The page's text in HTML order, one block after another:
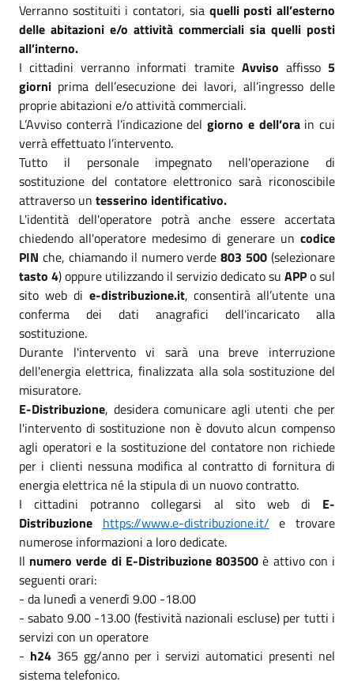
Verranno sostituiti i contatori, sia quelli posti all’esterno
delle abitazioni e/o attività commerciali sia quelli posti
all’interno.
I cittadini verranno informati tramite Avviso affisso 5
giorni prima dell’esecuzione dei lavori, all’ingresso delle
proprie abitazioni e/o attività commerciali.
L’Avviso conterrà l’indicazione del giorno e dell’ora in cui
verrà effettuato l’intervento.
Tutto il personale impegnato nell'operazione di
sostituzione del contatore elettronico sarà riconoscibile
attraverso un tesserino identificativo.
L'identità dell'operatore potrà anche essere accertata
chiedendo all'operatore medesimo di generare un codice
PIN che, chiamando il numero verde803 500 (selezionare
tasto 4) oppure utilizzando il servizio dedicato su APPo sul
sito web di e-distribuzione.it, consentirà all’utente una
conferma dei dati anagrafici dell'incaricato alla
sostituzione.
Durante l'intervento vi sarà una breve interruzione
dell'energia elettrica, finalizzata alla sola sostituzione del
misuratore.
E-Distribuzione, desidera comunicare agli utenti che per
l'intervento di sostituzione non è dovuto alcun compenso
agli operatori e la sostituzione del contatore non richiede
per i clienti nessuna modifica al contratto di fornitura di
energia elettrica né la stipula di un nuovo contratto.
I cittadini potranno collegarsi al sito web di E-
Distribuzione https://www.e-distribuzione.it/ e trovare
numerose informazioni a loro dedicate.
Il numero verde di E-Distribuzione 803500 è attivo con i
seguenti orari:
- da lunedì a venerdì 9.00 -18.00
- sabato 9.00 -13.00 (festività nazionali escluse) per tutti i
servizi con un operatore
- h24365 gg/anno per i servizi automatici presenti nel
sistema telefonico.